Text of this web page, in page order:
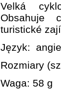
Velká
Obsahuje
turistické
Język:
Rozmiary
Waga: 58 g